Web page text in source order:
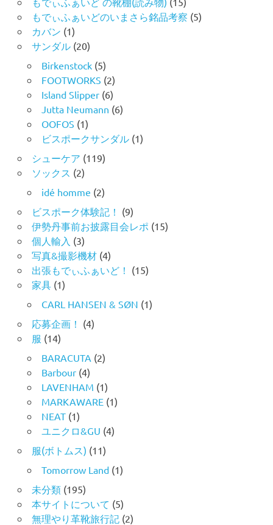
もでぃふぁいどのいまさら銘品考察 (5)
カバン (1)
サンダル(20)
Birkenstock(5)
FOOTWORKS (2)
Island Slipper(6)
Jutta Neumann (6)
OOFOS (1)
ビスポークサンダル(1)
シューケア (119)
ソックス (2)
idé homme (2)
ビスポーク体験記！ (9)
伊勢丹事前お披露目会レポ (15)
個人輸入 (3)
写真&撮影機材(4)
出張もでぃふぁいど！ (15)
家具(1)
CARL HANSEN & SØN (1)
応募企画！ (4)
服 (14)
BARACUTA (2)
Barbour(4)
LAVENHAM (1)
MARKAWARE(1)
NEAT(1)
ユニクロ&GU (4)
服(ボトムス) (11)
Tomorrow Land(1)
未分類(195)
本サイトについて (5)
無理やり革靴旅行記 (2)